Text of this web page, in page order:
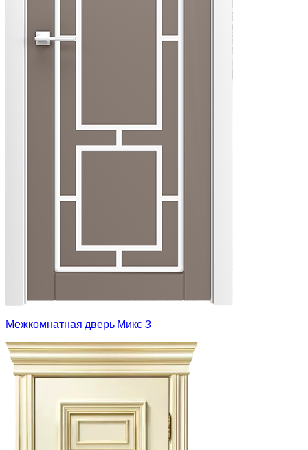
Межкомнатная дверь Микс 3